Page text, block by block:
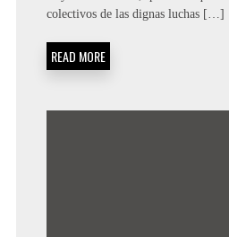
colectivos de las dignas luchas […]
READ MORE